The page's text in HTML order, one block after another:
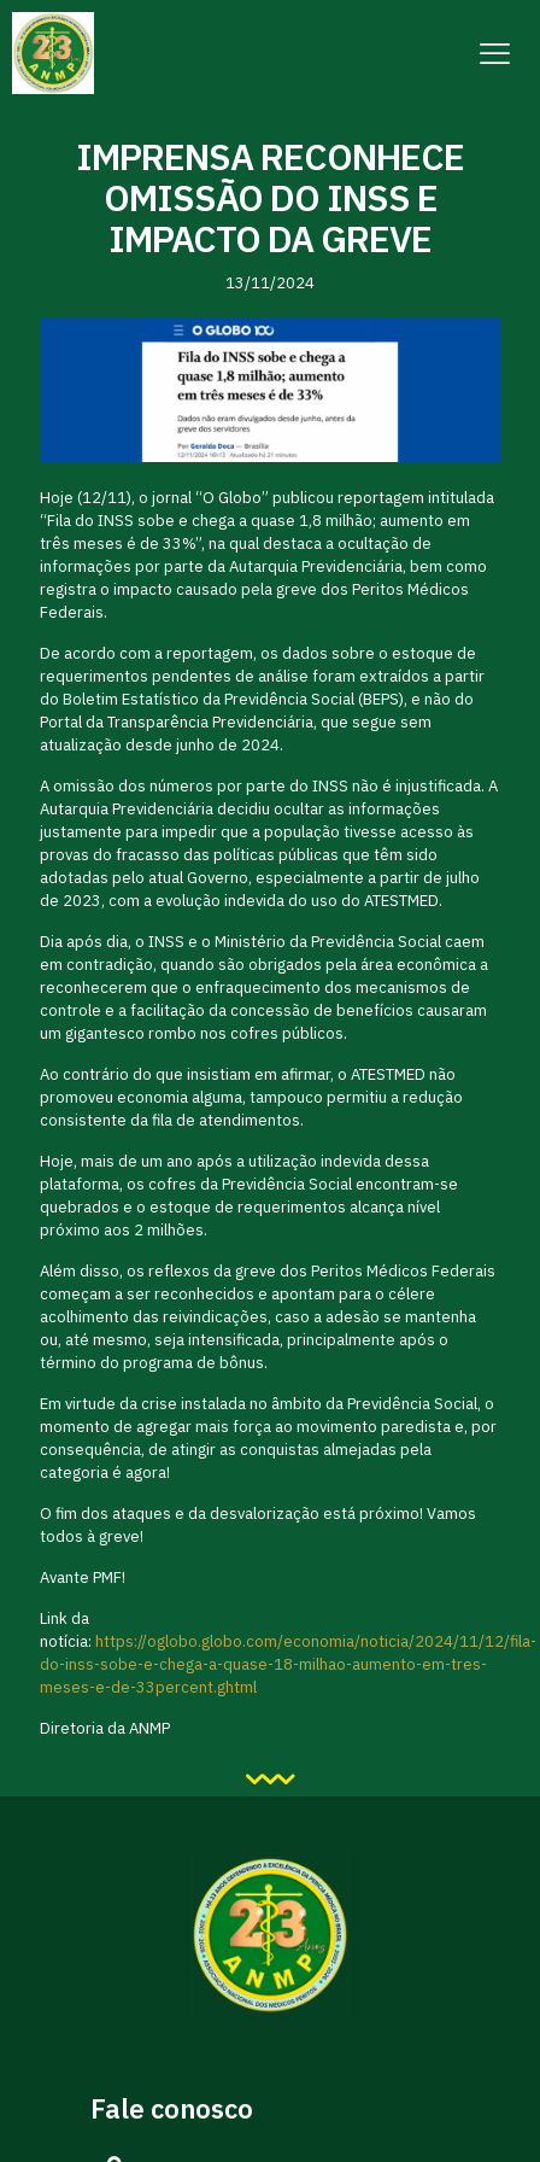
IMPRENSA RECONHECE
OMISSÃO DO INSS E
IMPACTO DA GREVE
13/11/2024
Hoje (12/11), o jornal “O Globo” publicou reportagem intitulada
“Fila do INSS sobe e chega a quase 1,8 milhão; aumento em
três meses é de 33%”, na qual destaca a ocultação de
informações por parte da Autarquia Previdenciária, bem como
registra o impacto causado pela greve dos Peritos Médicos
Federais.
De acordo com a reportagem, os dados sobre o estoque de
requerimentos pendentes de análise foram extraídos a partir
do Boletim Estatístico da Previdência Social (BEPS), e não do
Portal da Transparência Previdenciária, que segue sem
atualização desde junho de 2024.
A omissão dos números por parte do INSS não é injustificada. A
Autarquia Previdenciária decidiu ocultar as informações
justamente para impedir que a população tivesse acesso às
provas do fracasso das políticas públicas que têm sido
adotadas pelo atual Governo, especialmente a partir de julho
de 2023, com a evolução indevida do uso do ATESTMED.
Dia após dia, o INSS e o Ministério da Previdência Social caem
em contradição, quando são obrigados pela área econômica a
reconhecerem que o enfraquecimento dos mecanismos de
controle e a facilitação da concessão de benefícios causaram
um gigantesco rombo nos cofres públicos.
Ao contrário do que insistiam em afirmar, o ATESTMED não
promoveu economia alguma, tampouco permitiu a redução
consistente da fila de atendimentos.
Hoje, mais de um ano após a utilização indevida dessa
plataforma, os cofres da Previdência Social encontram-se
quebrados e o estoque de requerimentos alcança nível
próximo aos 2 milhões.
Além disso, os reflexos da greve dos Peritos Médicos Federais
começam a ser reconhecidos e apontam para o célere
acolhimento das reivindicações, caso a adesão se mantenha
ou, até mesmo, seja intensificada, principalmente após o
término do programa de bônus.
Em virtude da crise instalada no âmbito da Previdência Social, o
momento de agregar mais força ao movimento paredista e, por
consequência, de atingir as conquistas almejadas pela
categoria é agora!
O fim dos ataques e da desvalorização está próximo! Vamos
todos à greve!
Avante PMF!
Link da
notícia: https://oglobo.globo.com/economia/noticia/2024/11/12/fila-
do-inss-sobe-e-chega-a-quase-18-milhao-aumento-em-tres-
meses-e-de-33percent.ghtml
Diretoria da ANMP
Fale conosco